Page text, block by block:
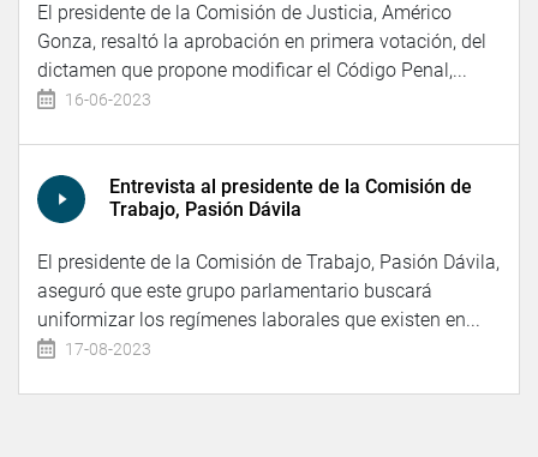
El presidente de la Comisión de Justicia, Américo
Gonza, resaltó la aprobación en primera votación, del
dictamen que propone modificar el Código Penal,...
16-06-2023
Entrevista al presidente de la Comisión de
Trabajo, Pasión Dávila
El presidente de la Comisión de Trabajo, Pasión Dávila,
aseguró que este grupo parlamentario buscará
uniformizar los regímenes laborales que existen en...
17-08-2023